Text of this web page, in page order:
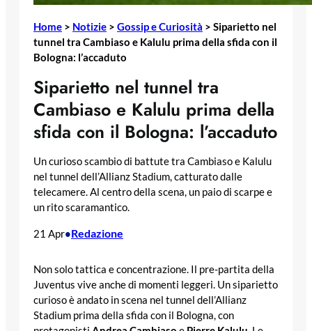
Home > Notizie > Gossip e Curiosità > Siparietto nel
tunnel tra Cambiaso e Kalulu prima della sfida con il
Bologna: l’accaduto
Siparietto nel tunnel tra
Cambiaso e Kalulu prima della
sfida con il Bologna: l’accaduto
Un curioso scambio di battute tra Cambiaso e Kalulu
nel tunnel dell’Allianz Stadium, catturato dalle
telecamere. Al centro della scena, un paio di scarpe e
un rito scaramantico.
21 Apr•Redazione
Non solo tattica e concentrazione. Il pre-partita della
Juventus vive anche di momenti leggeri. Un siparietto
curioso è andato in scena nel tunnel dell’Allianz
Stadium prima della sfida con il Bologna, con